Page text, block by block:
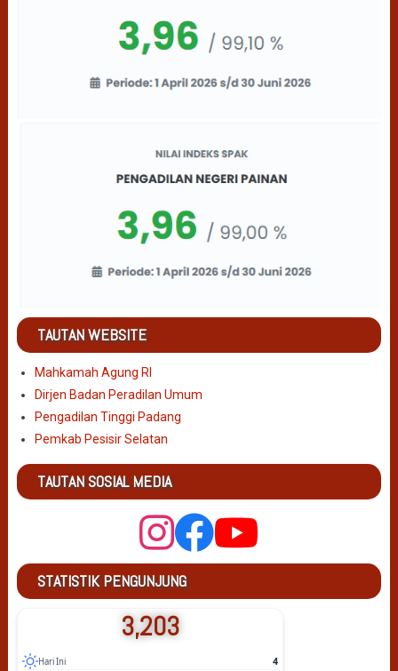
TAUTAN WEBSITE
Mahkamah Agung RI
Dirjen Badan Peradilan Umum
Pengadilan Tinggi Padang
Pemkab Pesisir Selatan
TAUTAN SOSIAL MEDIA
STATISTIK PENGUNJUNG
3,203
Hari Ini 4